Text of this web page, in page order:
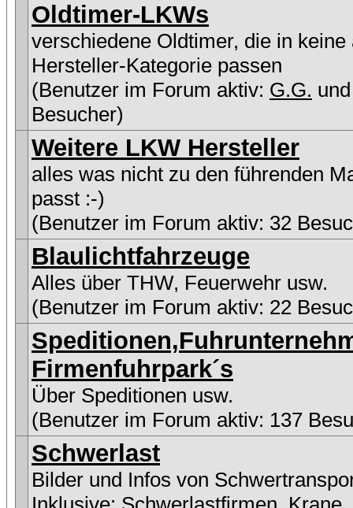
Oldtimer-LKWs
verschiedene Oldtimer, die in keine
Hersteller-Kategorie passen
(Benutzer im Forum aktiv: G.G.
Besucher)
Weitere LKW Hersteller
alles was nicht zu den führenden
passt :-)
(Benutzer im Forum aktiv: 32
Blaulichtfahrzeuge
Alles über THW, Feuerwehr usw.
(Benutzer im Forum aktiv: 22
Firmenfuhrpark´s
Über Speditionen usw.
(Benutzer im Forum aktiv: 137
Schwerlast
Bilder und Infos von